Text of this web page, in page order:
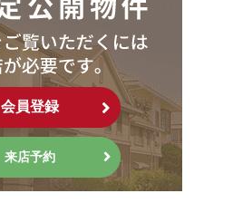
会員登録
来店予約